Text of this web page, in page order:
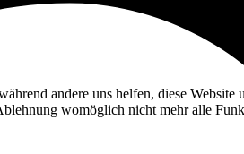
andere uns helfen, diese
womöglich nicht mehr alle